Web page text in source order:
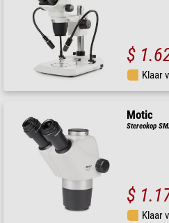
$
Klaar
Motic
Stereokop
$
Klaar